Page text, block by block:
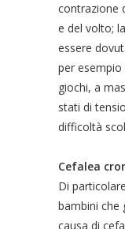
contrazione
e del volto;
essere
per
giochi, a
stati di
difficoltà
Cefalea
Di
bambini che
causa di